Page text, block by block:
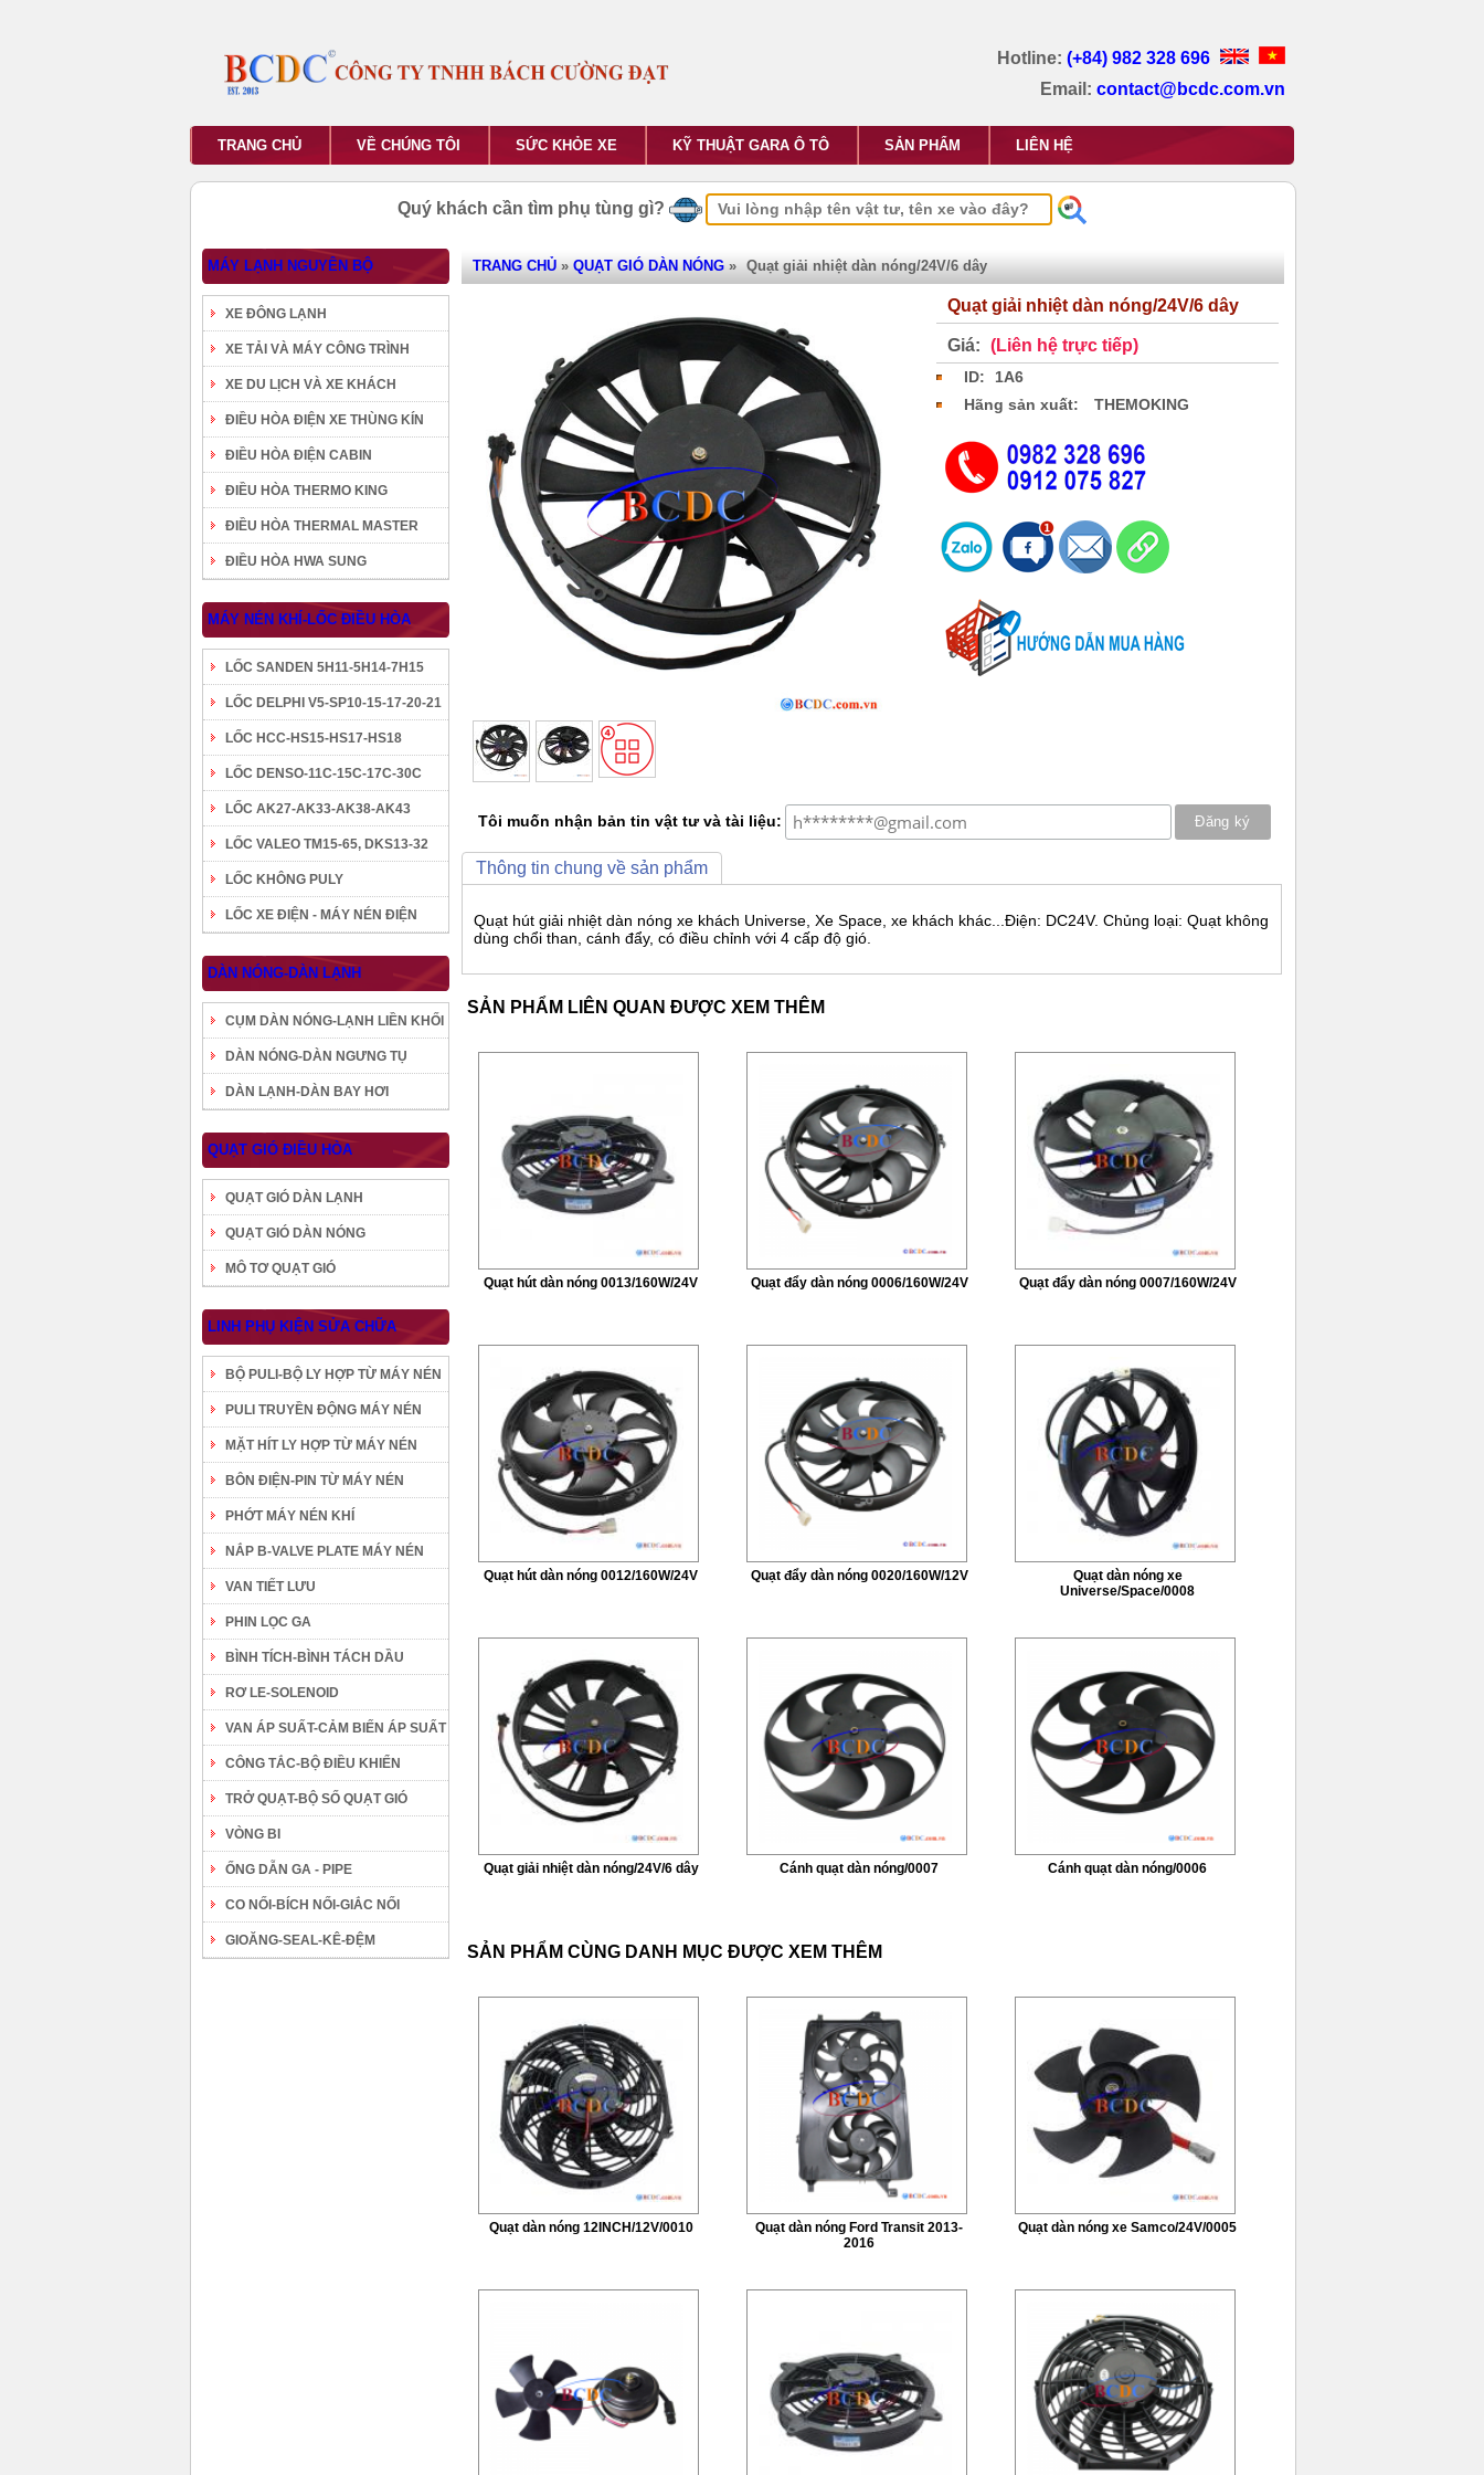
Hotline: (+84) 982 328 696
Email: contact@bcdc.com.vn
TRANG CHỦ VỀ CHÚNG TÔI SỨC KHỎE XE KỸ THUẬT GARA Ô TÔ SẢN PHẨM LIÊN HỆ
Quý khách cần tìm phụ tùng gì?
MÁY LẠNH NGUYÊN BỘ
XE ĐÔNG LẠNH
XE TẢI VÀ MÁY CÔNG TRÌNH
XE DU LỊCH VÀ XE KHÁCH
ĐIỀU HÒA ĐIỆN XE THÙNG KÍN
ĐIỀU HÒA ĐIỆN CABIN
ĐIỀU HÒA THERMO KING
ĐIỀU HÒA THERMAL MASTER
ĐIỀU HÒA HWA SUNG
MÁY NÉN KHÍ-LỐC ĐIỀU HÒA
LỐC SANDEN 5H11-5H14-7H15
LỐC DELPHI V5-SP10-15-17-20-21
LỐC HCC-HS15-HS17-HS18
LỐC DENSO-11C-15C-17C-30C
LỐC AK27-AK33-AK38-AK43
LỐC VALEO TM15-65, DKS13-32
LỐC KHÔNG PULY
LỐC XE ĐIỆN - MÁY NÉN ĐIỆN
DÀN NÓNG-DÀN LẠNH
CỤM DÀN NÓNG-LẠNH LIỀN KHỐI
DÀN NÓNG-DÀN NGƯNG TỤ
DÀN LẠNH-DÀN BAY HƠI
QUẠT GIÓ ĐIỀU HÒA
QUẠT GIÓ DÀN LẠNH
QUẠT GIÓ DÀN NÓNG
MÔ TƠ QUẠT GIÓ
LINH PHỤ KIỆN SỬA CHỮA
BỘ PULI-BỘ LY HỢP TỪ MÁY NÉN
PULI TRUYỀN ĐỘNG MÁY NÉN
MẶT HÍT LY HỢP TỪ MÁY NÉN
BÔN ĐIỆN-PIN TỪ MÁY NÉN
PHỚT MÁY NÉN KHÍ
NẮP B-VALVE PLATE MÁY NÉN
VAN TIẾT LƯU
PHIN LỌC GA
BÌNH TÍCH-BÌNH TÁCH DẦU
RƠ LE-SOLENOID
VAN ÁP SUẤT-CẢM BIẾN ÁP SUẤT
CÔNG TẮC-BỘ ĐIỀU KHIỂN
TRỞ QUẠT-BỘ SỐ QUẠT GIÓ
VÒNG BI
ỐNG DẪN GA - PIPE
CO NỐI-BÍCH NỐI-GIẮC NỐI
GIOĂNG-SEAL-KÊ-ĐỆM
TRANG CHỦ » QUẠT GIÓ DÀN NÓNG » Quạt giải nhiệt dàn nóng/24V/6 dây
Quạt giải nhiệt dàn nóng/24V/6 dây
Giá: (Liên hệ trực tiếp)
ID:
1A6
Hãng sản xuất:
THEMOKING
Tôi muốn nhận bản tin vật tư và tài liệu:
Thông tin chung về sản phẩm
Quạt hút giải nhiệt dàn nóng xe khách Universe, Xe Space, xe khách khác...Điện: DC24V. Chủng loại: Quạt không
dùng chổi than, cánh đẩy, có điều chỉnh với 4 cấp độ gió.
SẢN PHẨM LIÊN QUAN ĐƯỢC XEM THÊM
Quạt hút dàn nóng 0013/160W/24V Quạt đẩy dàn nóng 0006/160W/24V Quạt đẩy dàn nóng 0007/160W/24V
Quạt hút dàn nóng 0012/160W/24V Quạt đẩy dàn nóng 0020/160W/12V
Quạt dàn nóng xe
Universe/Space/0008
Quạt giải nhiệt dàn nóng/24V/6 dây Cánh quạt dàn nóng/0007 Cánh quạt dàn nóng/0006
SẢN PHẨM CÙNG DANH MỤC ĐƯỢC XEM THÊM
Quạt dàn nóng 12INCH/12V/0010
Quạt dàn nóng Ford Transit 2013-
2016
Quạt dàn nóng xe Samco/24V/0005